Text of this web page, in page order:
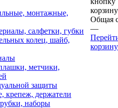
монтажные,
салфетки, губки
колец, шайб,
метчики,
защиты
крепеж, держатели
наборы
Общая
—
корзину